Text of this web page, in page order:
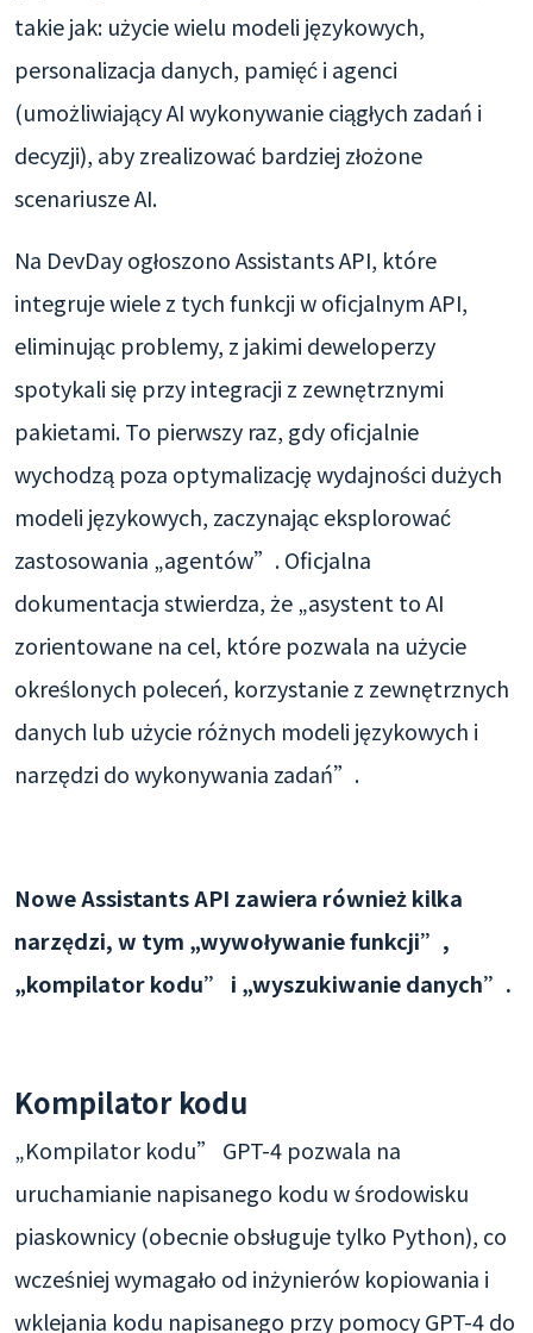
takie jak: użycie wielu modeli językowych,
personalizacja danych, pamięć i agenci
(umożliwiający AI wykonywanie ciągłych zadań i
decyzji), aby zrealizować bardziej złożone
scenariusze AI.
Na DevDay ogłoszono Assistants API, które
integruje wiele z tych funkcji w oficjalnym API,
eliminując problemy, z jakimi deweloperzy
spotykali się przy integracji z zewnętrznymi
pakietami. To pierwszy raz, gdy oficjalnie
wychodzą poza optymalizację wydajności dużych
modeli językowych, zaczynając eksplorować
zastosowania „agentów”. Oficjalna
dokumentacja stwierdza, że „asystent to AI
zorientowane na cel, które pozwala na użycie
określonych poleceń, korzystanie z zewnętrznych
danych lub użycie różnych modeli językowych i
narzędzi do wykonywania zadań”.
Nowe Assistants API zawiera również kilka
narzędzi, w tym „wywoływanie funkcji”,
„kompilator kodu” i „wyszukiwanie danych”.
Kompilator kodu
„Kompilator kodu” GPT-4 pozwala na
uruchamianie napisanego kodu w środowisku
piaskownicy (obecnie obsługuje tylko Python), co
wcześniej wymagało od inżynierów kopiowania i
wklejania kodu napisanego przy pomocy GPT-4 do